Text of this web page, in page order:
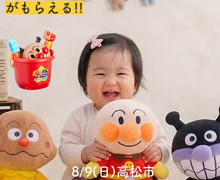
​がもらえる!!
8/9(日)高松市